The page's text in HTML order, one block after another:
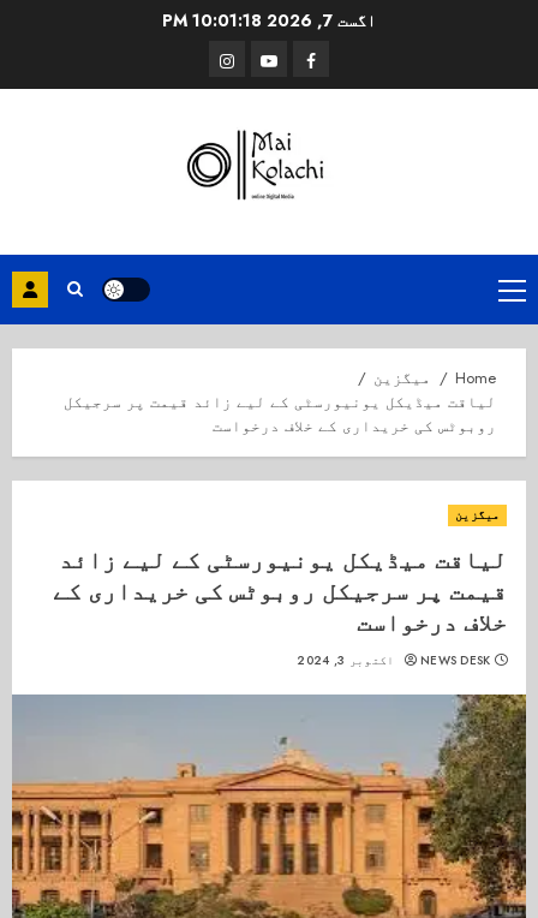
اگست 7, 2026 10:01:18 PM
Facebook
Youtube
Instagram
Primary
Menu
Home
میگزین
لیاقت میڈیکل یونیورسٹی کے لیے زائد قیمت پر سرجیکل
روبوٹس کی خریداری کے خلاف درخواست
میگزین
لیاقت میڈیکل یونیورسٹی کے لیے زائد
قیمت پر سرجیکل روبوٹس کی خریداری کے
خلاف درخواست
NEWS DESK اکتوبر 3, 2024